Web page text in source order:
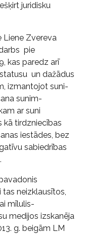
juridisku
Liene Zvereva
pie
kas paredz arī
un dažādus
izmantojot suni-
sunim-
ar suni
kā tirdzniecības
iestādes, bez
sabiedrības
neizklausītos,
mīlulis-
medijos izskanēja
g. beigām LM